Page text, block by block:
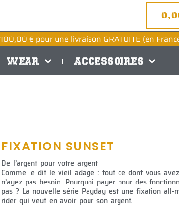
100,00 € pour une livraison GRATUITE (en
WEAR ACCESSOIRES
FIXATION SUNSET
De l’argent pour votre argent
Comme le dit le vieil adage : tout ce dont vous
n’ayez pas besoin. Pourquoi payer pour des
pas ? La nouvelle série Payday est une fixation all-
rider qui veut en avoir pour son argent.